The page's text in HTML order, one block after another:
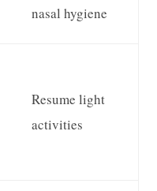
nasal hygiene
Resume light
activities